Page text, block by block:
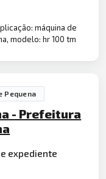
máquina de
modelo: hr 100 tm
Pequena
- Prefeitura
expediente